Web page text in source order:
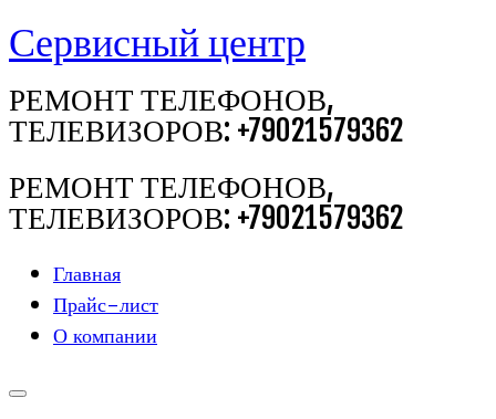
Перейти
содержимому
Сервисный центр
РЕМОНТ ТЕЛЕФОНОВ,
ТЕЛЕВИЗОРОВ: +79021579362
РЕМОНТ ТЕЛЕФОНОВ,
ТЕЛЕВИЗОРОВ: +79021579362
Главная
Прайс-лист
О компании